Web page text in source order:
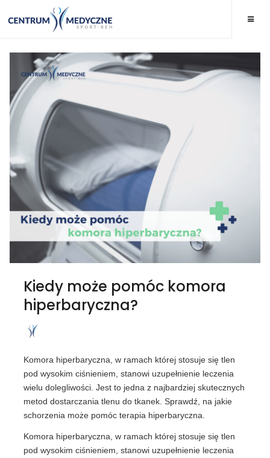
Kiedy może pomóc komora
hiperbaryczna?
Komora hiperbaryczna, w ramach której stosuje się tlen
pod wysokim ciśnieniem, stanowi uzupełnienie leczenia
wielu dolegliwości. Jest to jedna z najbardziej skutecznych
metod dostarczania tlenu do tkanek. Sprawdź, na jakie
schorzenia może pomóc terapia hiperbaryczna.
Komora hiperbaryczna, w ramach której stosuje się tlen
pod wysokim ciśnieniem, stanowi uzupełnienie leczenia